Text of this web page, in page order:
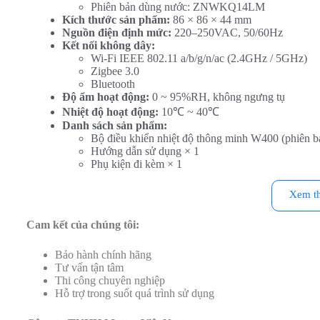
Phiên bản dùng nước: ZNWKQ14LM
Kích thước sản phẩm: 86 × 86 × 44 mm
Nguồn điện định mức: 220–250VAC, 50/60Hz
Kết nối không dây:
Wi-Fi IEEE 802.11 a/b/g/n/ac (2.4GHz / 5GHz)
Zigbee 3.0
Bluetooth
Độ ẩm hoạt động: 0 ~ 95%RH, không ngưng tụ
Nhiệt độ hoạt động: 10℃ ~ 40℃
Danh sách sản phẩm:
Bộ điều khiển nhiệt độ thông minh W400 (phiên
Hướng dẫn sử dụng × 1
Phụ kiện đi kèm × 1
Điểm đáng giá của Công tắc điều nhiệt Aqara W400 (VRF)
Tích hợp 3 trong 1 (Điểm cốt lõi và đột phá nhất):
thờicả ba hệ thống HVAC chính:
Màn hình đa nhiệm:
như mộtbảng điều khiển cảnh (scene panel)
rèm, công tắc…) để tạo ra các ngữ cảnh sống đa dạng
Xem
Cam kết của chúng tôi:
Bảo hành chính hãng
Tư vấn tận tâm
Thi công chuyên nghiệp
Hỗ trợ trong suốt quá trình sử dụng